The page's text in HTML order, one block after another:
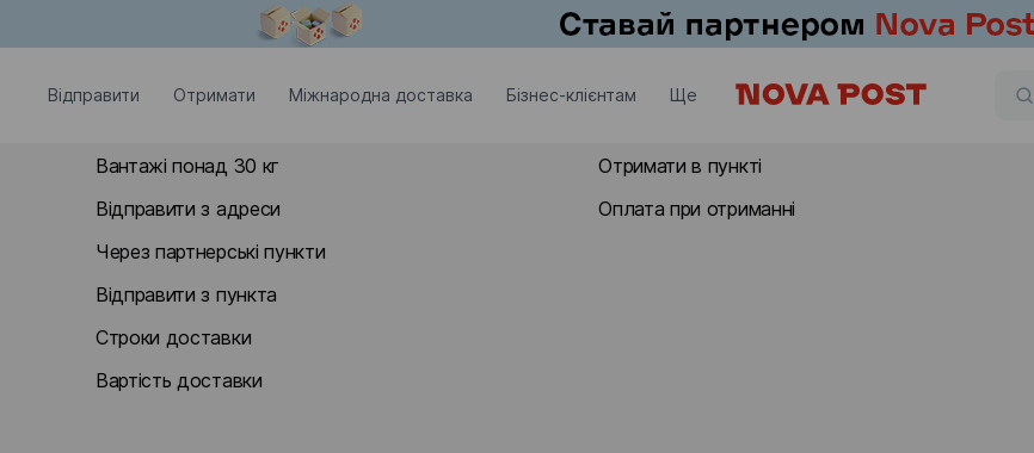
Відправити Отримати Міжнародна доставка Бізнес-клієнтам Ще
Вантажі понад 30 кг
Відправити з адреси
Через партнерські пункти
Відправити з пункта
Строки доставки
Вартість доставки
Отримати в пункті
Оплата при отриманні